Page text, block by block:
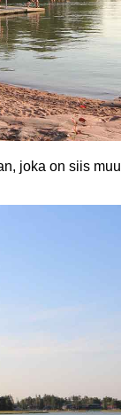
joka on siis